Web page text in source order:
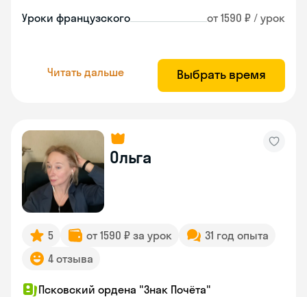
Уроки французского от 1590 ₽ / урок
Читать дальше Выбрать время
Ольга
5 от 1590 ₽ за урок
31 год опыта
4 отзыва
Псковский ордена "Знак Почёта"